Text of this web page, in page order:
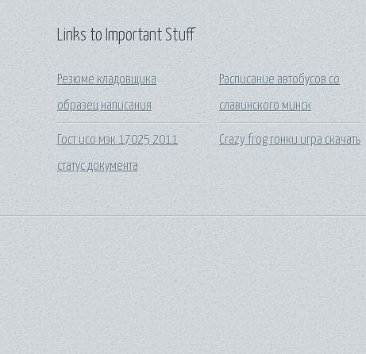
Links to Important Stuff
Резюме кладовщика
образец написания
Гост исо мэк 17025 2011
статус документа
Расписание автобусов со
славинского минск
Crazy frog гонки игра скачать